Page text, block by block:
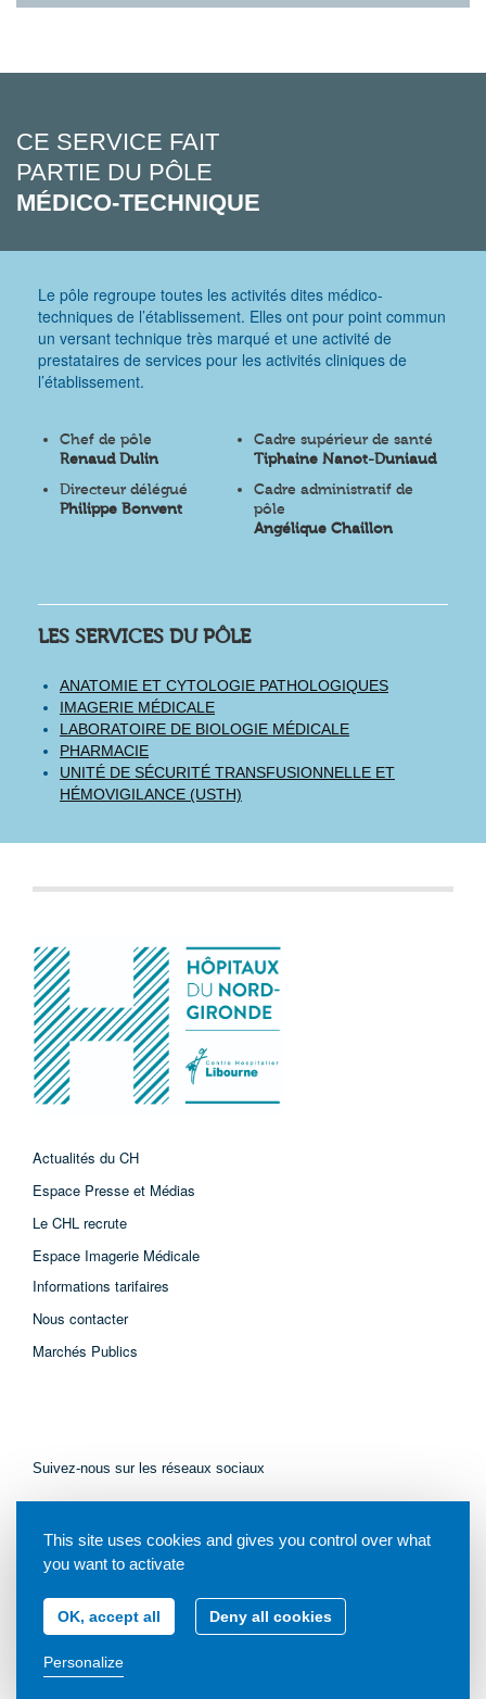
CE SERVICE FAIT
PARTIE DU PÔLE
MÉDICO-TECHNIQUE
Le pôle regroupe toutes les activités dites médico-
techniques de l’établissement. Elles ont pour point commun
un versant technique très marqué et une activité de
prestataires de services pour les activités cliniques de
l’établissement.
Chef de pôle
Renaud Dulin
Cadre supérieur de santé
Tiphaine Nanot-Duniaud
Directeur délégué
Philippe Bonvent
Cadre administratif de
pôle
Angélique Chaillon
LES SERVICES DU PÔLE
ANATOMIE ET CYTOLOGIE PATHOLOGIQUES
IMAGERIE MÉDICALE
LABORATOIRE DE BIOLOGIE MÉDICALE
PHARMACIE
UNITÉ DE SÉCURITÉ TRANSFUSIONNELLE ET
HÉMOVIGILANCE (USTH)
Actualités du CH
Espace Presse et Médias
Le CHL recrute
Espace Imagerie Médicale
Informations tarifaires
Nous contacter
Marchés Publics
Suivez-nous sur les réseaux sociaux
Mentions légales
This site uses cookies and gives you control over what
you want to activate
OK, accept all Deny all cookies
Personalize